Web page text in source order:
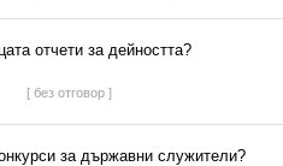
отчети за дейността?
[ без отговор ]
за държавни служители?